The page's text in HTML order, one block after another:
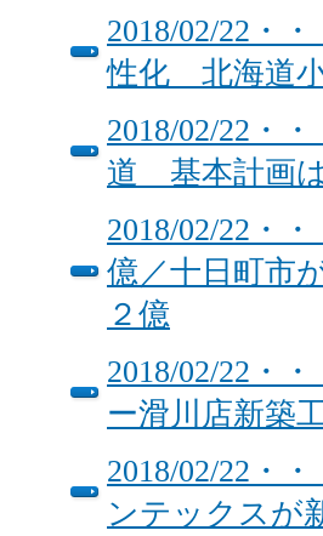
2018/02/22・
性化 北海道
2018/02/22・
道 基本計画
2018/02/22・
億／十日町市
２億
2018/02/22・
ー滑川店新築
2018/02/22・
ンテックスが